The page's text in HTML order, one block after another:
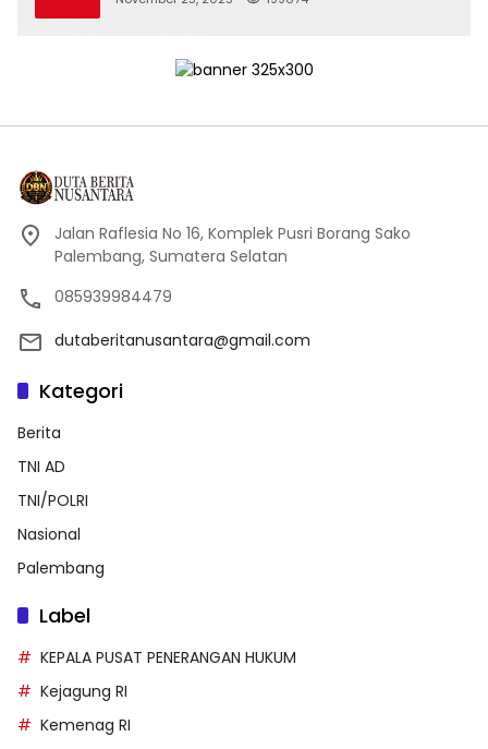
Jalan Raflesia No 16, Komplek Pusri Borang Sako
Palembang, Sumatera Selatan
085939984479
dutaberitanusantara@gmail.com
Kategori
Berita
TNI AD
TNI/POLRI
Nasional
Palembang
Label
KEPALA PUSAT PENERANGAN HUKUM
Kejagung RI
Kemenag RI